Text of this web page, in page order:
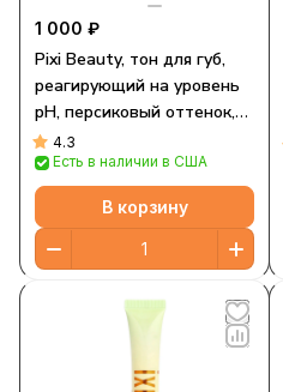
1 000 ₽
Pixi Beauty, тон для губ,
реагирующий на уровень
pH, персиковый оттенок,
12 мл (0,4 жидк. унции)
4.3
Есть в наличии в США
В корзину